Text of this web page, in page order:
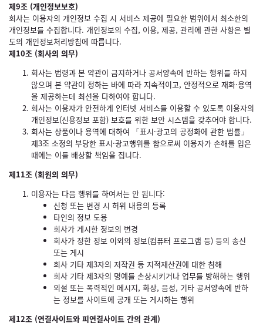
제9조 (개인정보보호)
회사는 이용자의 개인정보 수집 시 서비스 제공에 필요한 범위에서 최소한의
개인정보를 수집합니다. 개인정보의 수집, 이용, 제공, 관리에 관한 사항은 별
도의 개인정보처리방침에 따릅니다.
제10조 (회사의 의무)
회사는 법령과 본 약관이 금지하거나 공서양속에 반하는 행위를 하지
않으며 본 약관이 정하는 바에 따라 지속적이고, 안정적으로 재화·용역
을 제공하는데 최선을 다하여야 합니다.
회사는 이용자가 안전하게 인터넷 서비스를 이용할 수 있도록 이용자의
개인정보(신용정보 포함) 보호를 위한 보안 시스템을 갖추어야 합니다.
회사는 상품이나 용역에 대하여 「표시·광고의 공정화에 관한 법률」
제3조 소정의 부당한 표시·광고행위를 함으로써 이용자가 손해를 입은
때에는 이를 배상할 책임을 집니다.
제11조 (회원의 의무)
이용자는 다음 행위를 하여서는 안 됩니다:
신청 또는 변경 시 허위 내용의 등록
타인의 정보 도용
회사가 게시한 정보의 변경
회사가 정한 정보 이외의 정보(컴퓨터 프로그램 등) 등의 송신
또는 게시
회사 기타 제3자의 저작권 등 지적재산권에 대한 침해
회사 기타 제3자의 명예를 손상시키거나 업무를 방해하는 행위
외설 또는 폭력적인 메시지, 화상, 음성, 기타 공서양속에 반하
는 정보를 사이트에 공개 또는 게시하는 행위
제12조 (연결사이트와 피연결사이트 간의 관계)